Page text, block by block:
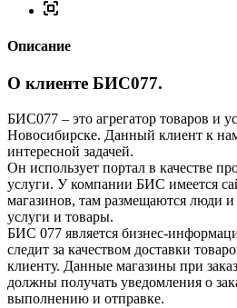
Описание
О клиенте БИС077.
БИС077 – это агрегатор товаров и
Новосибирске. Данный клиент к
интересной задачей.
Он использует портал в качестве
услуги. У компании БИС имеется
магазинов, там размещаются люди
услуги и товары.
БИС 077 является бизнес-
следит за качеством доставки
клиенту. Данные магазины при
должны получать уведомления о
выполнению и отправке.